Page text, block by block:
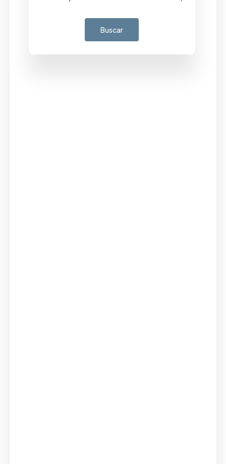
Buscar